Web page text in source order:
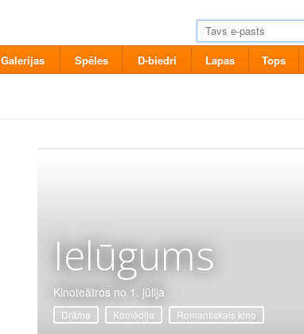
Galerijas Spēles D-biedri Lapas Tops
Ielūgums
Kinoteātros no 1. jūlija
Drāma Komēdija Romantiskais kino